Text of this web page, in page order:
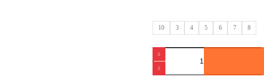
10 3 4 5 6 7 8
Camiseta
punto
manga
larga